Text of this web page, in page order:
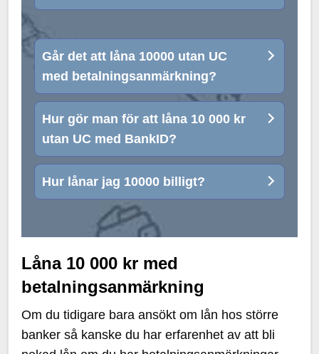
Går det att låna 10000 utan UC
med betalningsanmärkning?
Hur gör man för att låna 10 000 kr
utan UC med BankID?
Hur lånar jag 10000 billigt?
Låna 10 000 kr med
betalningsanmärkning
Om du tidigare bara ansökt om lån hos större
banker så kanske du har erfarenhet av att bli